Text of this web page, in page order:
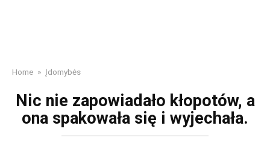
Home » Įdomybės
Nic nie zapowiadało kłopotów, a
ona spakowała się i wyjechała.